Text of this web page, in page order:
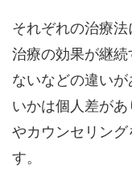
それぞれの治療法
治療の効果が継
ないなどの違い
いかは個人差が
やカウンセリン
す。